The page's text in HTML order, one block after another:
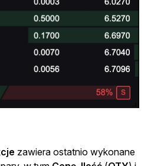
zawiera ostatnio wykonane